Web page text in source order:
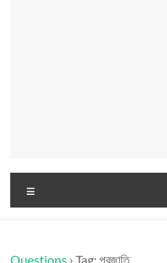
Questions ›Tag: প্রজাতি